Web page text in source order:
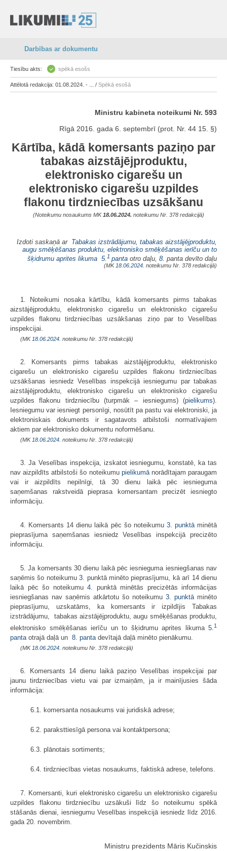
Darbības ar dokumentu
Tiesību akts: spēkā esošs
Attēlotā redakcija: 01.08.2024. - ... / Spēkā esošā
Ministru kabineta noteikumi Nr. 593
Rīgā 2016. gada 6. septembrī (prot. Nr. 44 15. §)
Kārtība, kādā komersants paziņo par
tabakas aizstājējproduktu,
elektronisko cigarešu un
elektronisko cigarešu uzpildes
flakonu tirdzniecības uzsākšanu
(Noteikumu nosaukums MK18.06.2024. noteikumu Nr. 378 redakcijā)
Izdoti saskaņā ar Tabakas izstrādājumu, tabakas aizstājējproduktu,
augu smēķēšanas produktu, elektronisko smēķēšanas ierīču un to
šķidrumu aprites likuma 5. 1 panta otro daļu, 8. panta devīto daļu
(MK 18.06.2024. noteikumu Nr. 378 redakcijā)
1. Noteikumi nosaka kārtību, kādā komersants pirms tabakas
aizstājējproduktu, elektronisko cigarešu un elektronisko cigarešu
uzpildes flakonu tirdzniecības uzsākšanas ziņo par to Veselības
inspekcijai.
(MK 18.06.2024. noteikumu Nr. 378 redakcijā)
2. Komersants pirms tabakas aizstājējproduktu, elektronisko
cigarešu un elektronisko cigarešu uzpildes flakonu tirdzniecības
uzsākšanas iesniedz Veselības inspekcijā iesniegumu par tabakas
aizstājējproduktu, elektronisko cigarešu un elektronisko cigarešu
uzpildes flakonu tirdzniecību (turpmāk – iesniegums) (​pielikums).
Iesniegumu var iesniegt personīgi, nosūtīt pa pastu vai elektroniski, ja
elektroniskais dokuments ir sagatavots atbilstoši normatīvajiem
aktiem par elektronisko dokumentu noformēšanu.
(MK 18.06.2024. noteikumu Nr. 378 redakcijā)
3. Ja Veselības inspekcija, izskatot iesniegumu, konstatē, ka tas
nav aizpildīts atbilstoši šo noteikumu pielikumānorādītajam paraugam
vai ir aizpildīts nepilnīgi, tā 30 dienu laikā pēc iesnieguma
saņemšanas rakstveidā pieprasa komersantam precizēt iesniegto
informāciju.
4. Komersants 14 dienu laikā pēc šo noteikumu 3. punktāminētā
pieprasījuma saņemšanas iesniedz Veselības inspekcijā precizēto
informāciju.
5. Ja komersants 30 dienu laikā pēc iesnieguma iesniegšanas nav
saņēmis šo noteikumu3. punktā minēto pieprasījumu, kā arī 14 dienu
laikā pēc šo noteikumu 4.
punktā minētās precizētās informācijas
iesniegšanas nav saņēmis atkārtotu šo noteikumu 3. punktā minēto
pieprasījumu, uzskatāms, ka komersants ir izpildījis Tabakas
izstrādājumu, tabakas aizstājējproduktu, augu smēķēšanas produktu,
elektronisko smēķēšanas ierīču un to šķidrumu aprites likuma 5.1
pantaotrajā daļā un 8. pantadevītajā daļā minēto pienākumu.
(MK 18.06.2024. noteikumu Nr. 378 redakcijā)
6. Komersants 14 dienu laikā paziņo Veselības inspekcijai par
jaunu tirdzniecības vietu vai par izmaiņām, ja ir mainījusies šāda
informācija:
6.1. komersanta nosaukums vai juridiskā adrese;
6.2. paraksttiesīgā persona vai kontaktpersona;
6.3. plānotais sortiments;
6.4. tirdzniecības vietas nosaukums, faktiskā adrese, telefons.
7. Komersanti, kuri elektronisko cigarešu un elektronisko cigarešu
uzpildes flakonu tirdzniecību uzsākuši līdz šo noteikumu spēkā
stāšanās dienai, iesniegumu Veselības inspekcijā iesniedz līdz 2016.
gada 20. novembrim.
Ministru prezidents Māris Kučinskis